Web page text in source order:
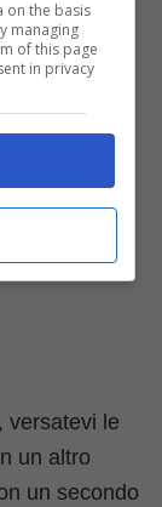
che
in modo
versatevi le
un altro
un secondo
on the basis
managing
of this page
in privacy